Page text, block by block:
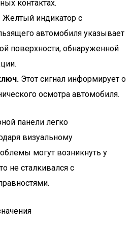
контактах.
Желтый индикатор с
автомобиля указывает
поверхности, обнаруженной
Этот сигнал информирует о
осмотра автомобиля.
панели легко
визуальному
могут возникнуть у
не сталкивался с